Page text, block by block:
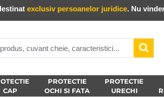
exclusiv persoanelor juridice. Nu
CAP
PROTECTIE
OCHI SI FATA
PROTECTIE
URECHI